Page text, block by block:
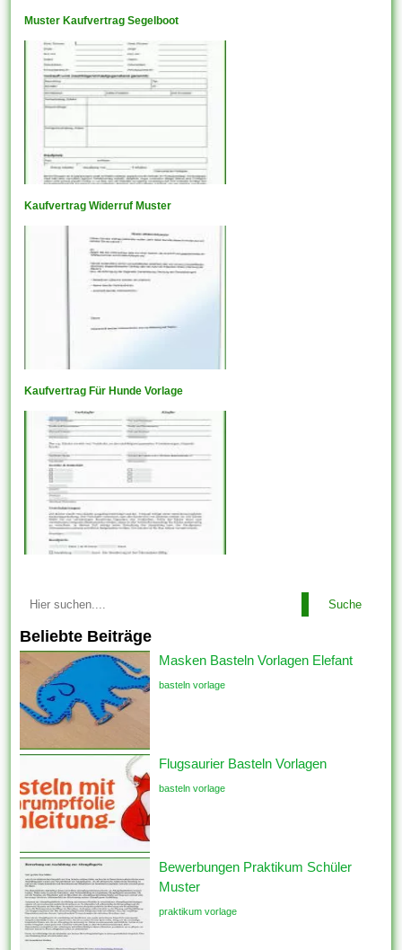
Muster Kaufvertrag Segelboot
Kaufvertrag Widerruf Muster
Kaufvertrag Für Hunde Vorlage
Suche
Beliebte Beiträge
Masken Basteln Vorlagen Elefant
basteln vorlage
Flugsaurier Basteln Vorlagen
basteln vorlage
Bewerbungen Praktikum Schüler
Muster
praktikum vorlage